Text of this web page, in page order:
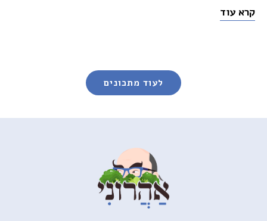
קרא עוד
לעוד מתכונים